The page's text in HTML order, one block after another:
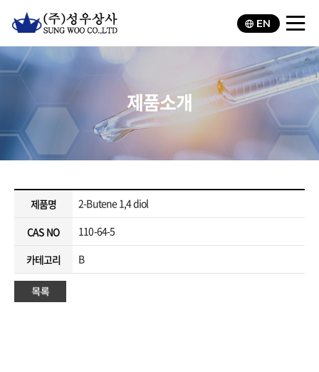
EN
제품소개
제품명
2-Butene 1,4 diol
CAS NO
110-64-5
카테고리
B